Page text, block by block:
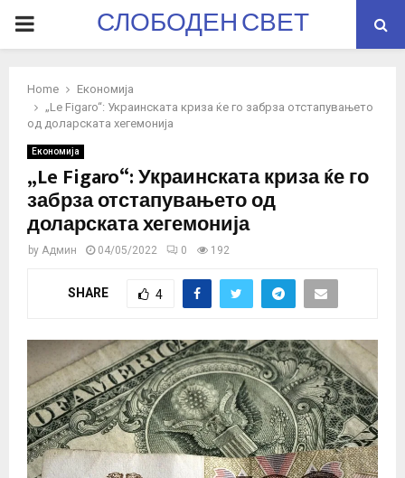
PRIMARYСЛОБОДЕН СВЕТ
Home
Економија
„Le Figaro“: Украинската криза ќе го забрза отстапувањето
од доларската хегемонија
Економија
„Le Figaro“: Украинската криза ќе го
забрза отстапувањето од
доларската хегемонија
by Админ 04/05/2022 0 192
SHARE 4